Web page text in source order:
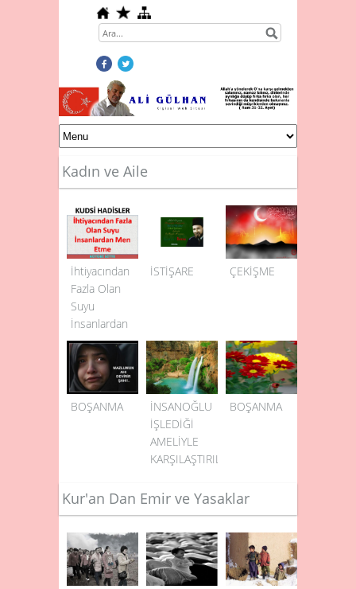
Kadın ve Aile
İhtiyacından
Fazla Olan
Suyu
İnsanlardan
Men Etme
İSTİŞARE ÇEKİŞME
BOŞANMA
İNSANOĞLU
İŞLEDİĞİ
AMELİYLE
KARŞILAŞTIRILIR
BOŞANMA
Kur'an Dan Emir ve Yasaklar